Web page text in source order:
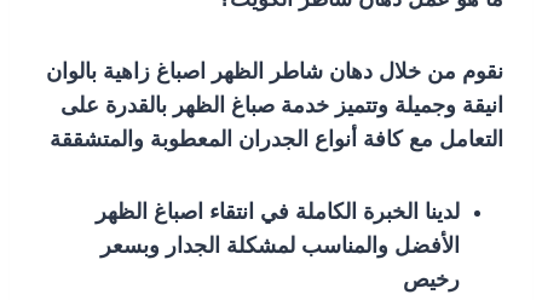
نقوم من خلال دهان شاطر الظهر اصباغ زاهية بالوان
انيقة وجميلة وتتميز خدمة صباغ الظهر بالقدرة على
التعامل مع كافة أنواع الجدران المعطوبة والمتشققة
لدينا الخبرة الكاملة في انتقاء اصباغ الظهر
الأفضل والمناسب لمشكلة الجدار وبسعر
رخيص